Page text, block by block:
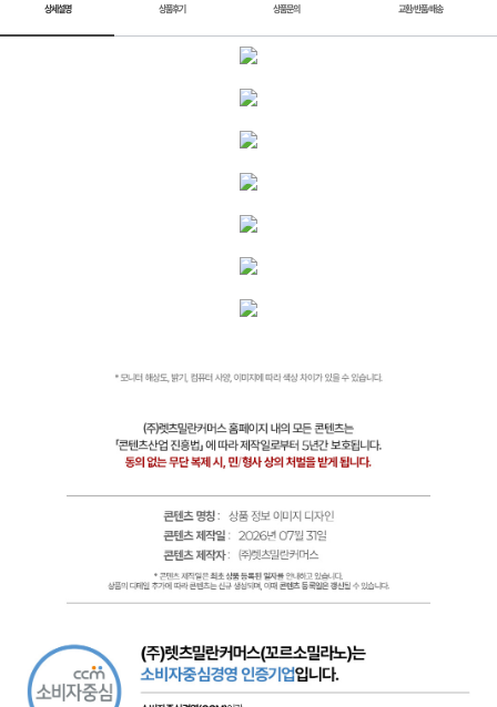
상세설명 상품후기 상품문의 교환/반품/배송